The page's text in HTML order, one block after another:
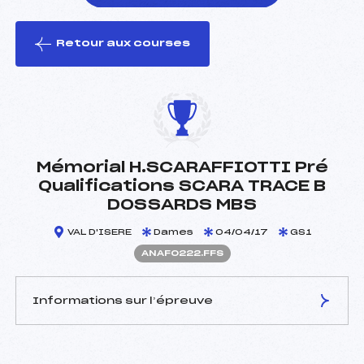
le ski
Retour aux courses
Mémorial H.SCARAFFIOTTI Pré
Qualifications SCARA TRACE B
DOSSARDS MBS
VAL D'ISERE Dames 04/04/17 GS1
ANAF0222.FFS
Informations sur l’épreuve